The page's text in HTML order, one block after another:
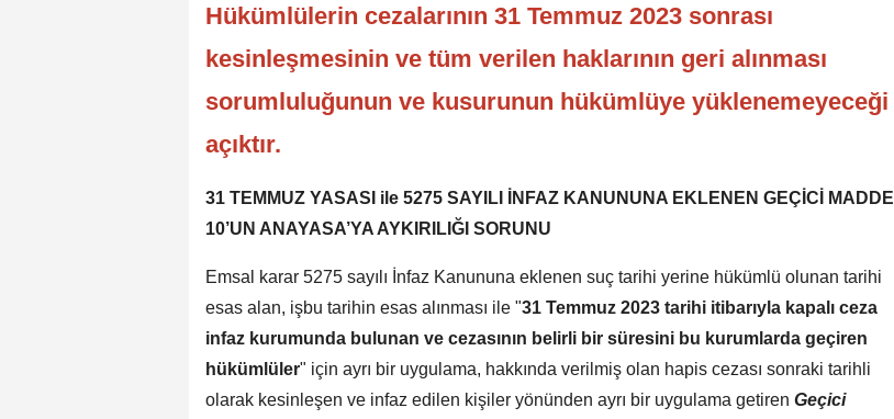
Hükümlülerin cezalarının 31 Temmuz 2023 sonrası
kesinleşmesinin ve tüm verilen haklarının geri alınması
sorumluluğunun ve kusurunun hükümlüye yüklenemeyeceği
açıktır.
31 TEMMUZ YASASI ile 5275 SAYILI İNFAZ KANUNUNA EKLENEN GEÇİCİ MADDE
10’UN ANAYASA’YA AYKIRILIĞI SORUNU
Emsal karar 5275 sayılı İnfaz Kanununa eklenen suç tarihi yerine hükümlü olunan tarihi
esas alan, işbu tarihin esas alınması ile "31 Temmuz 2023 tarihi itibarıyla kapalı ceza
infaz kurumunda bulunan ve cezasının belirli bir süresini bu kurumlarda geçiren
hükümlüler" için ayrı bir uygulama, hakkında verilmiş olan hapis cezası sonraki tarihli
olarak kesinleşen ve infaz edilen kişiler yönünden ayrı bir uygulama getiren Geçici